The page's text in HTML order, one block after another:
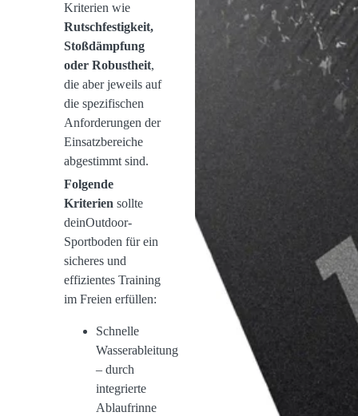
Kriterien wie
Rutschfestigkeit,
Stoßdämpfung
oder Robustheit,
die aber jeweils auf
die spezifischen
Anforderungen der
Einsatzbereiche
abgestimmt sind.
Folgende
Kriterien sollte
deinOutdoor-
Sportboden für ein
sicheres und
effizientes Training
im Freien erfüllen:
Schnelle
Wasserableitung
– durch
integrierte
Ablaufrinne